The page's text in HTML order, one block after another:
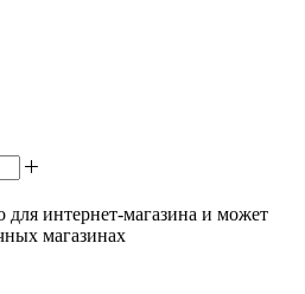
для интернет-магазина и может
магазинах